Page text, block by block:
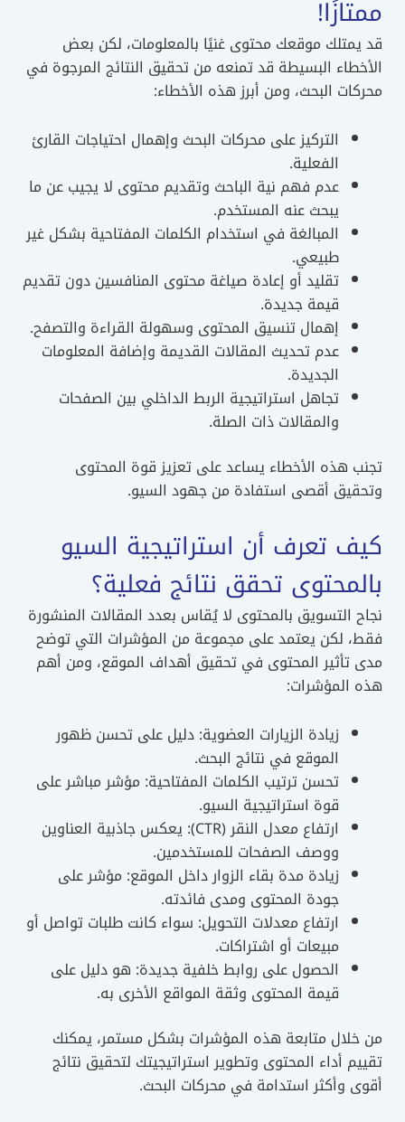
ممتازًا!
قد يمتلك موقعك محتوى غنيًا بالمعلومات، لكن بعض
الأخطاء البسيطة قد تمنعه من تحقيق النتائج المرجوة في
محركات البحث، ومن أبرز هذه الأخطاء:
التركيز على محركات البحث وإهمال احتياجات القارئ
الفعلية.
عدم فهم نية الباحث وتقديم محتوى لا يجيب عن ما
يبحث عنه المستخدم.
المبالغة في استخدام الكلمات المفتاحية بشكل غير
طبيعي.
تقليد أو إعادة صياغة محتوى المنافسين دون تقديم
قيمة جديدة.
إهمال تنسيق المحتوى وسهولة القراءة والتصفح.
عدم تحديث المقالات القديمة وإضافة المعلومات
الجديدة.
تجاهل استراتيجية الربط الداخلي بين الصفحات
والمقالات ذات الصلة.
تجنب هذه الأخطاء يساعد على تعزيز قوة المحتوى
وتحقيق أقصى استفادة من جهود السيو.
كيف تعرف أن استراتيجية السيو
بالمحتوى تحقق نتائج فعلية؟
نجاح التسويق بالمحتوى لا يُقاس بعدد المقالات المنشورة
فقط، لكن يعتمد على مجموعة من المؤشرات التي توضح
مدى تأثير المحتوى في تحقيق أهداف الموقع، ومن أهم
هذه المؤشرات:
زيادة الزيارات العضوية: دليل على تحسن ظهور
الموقع في نتائج البحث.
تحسن ترتيب الكلمات المفتاحية: مؤشر مباشر على
قوة استراتيجية السيو.
ارتفاع معدل النقر (CTR): يعكس جاذبية العناوين
ووصف الصفحات للمستخدمين.
زيادة مدة بقاء الزوار داخل الموقع: مؤشر على
جودة المحتوى ومدى فائدته.
ارتفاع معدلات التحويل: سواء كانت طلبات تواصل أو
مبيعات أو اشتراكات.
الحصول على روابط خلفية جديدة: هو دليل على
قيمة المحتوى وثقة المواقع الأخرى به.
من خلال متابعة هذه المؤشرات بشكل مستمر، يمكنك
تقييم أداء المحتوى وتطوير استراتيجيتك لتحقيق نتائج
أقوى وأكثر استدامة في محركات البحث.